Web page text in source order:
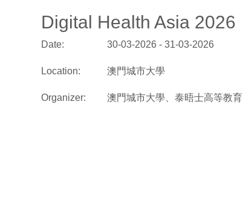
Digital Health Asia 2026
Date: 30-03-2026 - 31-03-2026
Location: 澳門城市大學
Organizer: 澳門城市大學、泰晤士高等教育